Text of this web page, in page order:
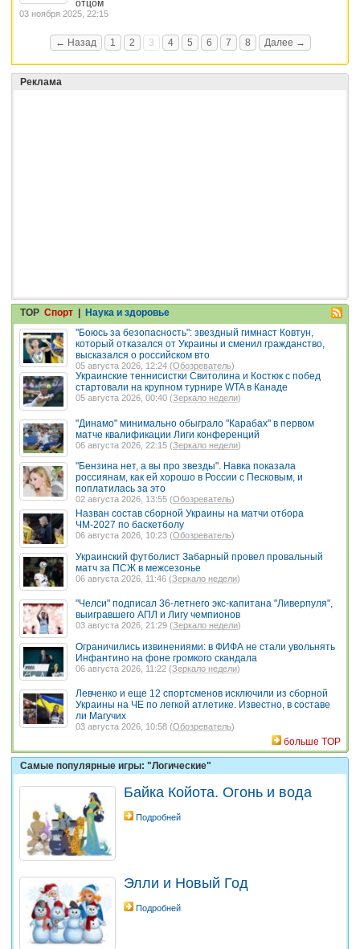
отцом
03 ноября 2025, 22:15
← Назад 1 2 3 4 5 6 7 8 Далее →
Реклама
TOP Спорт
Наука и здоровье
"Боюсь за безопасность": звездный гимнаст Ковтун,
который отказался от Украины и сменил гражданство,
высказался о российском вто
05 августа 2026, 12:24 (Обозреватель)
Украинские теннисистки Свитолина и Костюк с побед
стартовали на крупном турнире WTA в Канаде
05 августа 2026, 00:40 (Зеркало недели)
"Динамо" минимально обыграло "Карабах" в первом
матче квалификации Лиги конференций
06 августа 2026, 22:15 (Зеркало недели)
"Бензина нет, а вы про звезды". Навка показала
россиянам, как ей хорошо в России с Песковым, и
поплатилась за это
02 августа 2026, 13:55 (Обозреватель)
Назван состав сборной Украины на матчи отбора
ЧМ-2027 по баскетболу
06 августа 2026, 10:23 (Обозреватель)
Украинский футболист Забарный провел провальный
матч за ПСЖ в межсезонье
06 августа 2026, 11:46 (Зеркало недели)
"Челси" подписал 36-летнего экс-капитана "Ливерпуля",
выигравшего АПЛ и Лигу чемпионов
03 августа 2026, 21:29 (Зеркало недели)
Ограничились извинениями: в ФИФА не стали увольнять
Инфантино на фоне громкого скандала
06 августа 2026, 11:22 (Зеркало недели)
Левченко и еще 12 спортсменов исключили из сборной
Украины на ЧЕ по легкой атлетике. Известно, в составе
ли Магучих
03 августа 2026, 10:58 (Обозреватель)
больше TOP
Самые популярные игры: "Логические"
Байка Койота. Огонь и вода
Подробней
Элли и Новый Год
Подробней